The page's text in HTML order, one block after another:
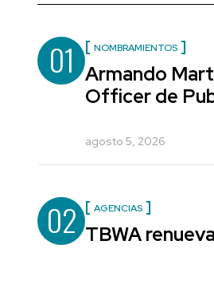
01 NOMBRAMIENTOS
Armando
Officer de
agosto 5, 2026
02 AGENCIAS
TBWA